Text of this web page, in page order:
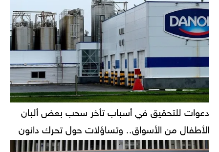
دعوات للتحقيق في أسباب تأخر سحب بعض ألبان
الأطفال من الأسواق.. وتساؤلات حول تحرك دانون